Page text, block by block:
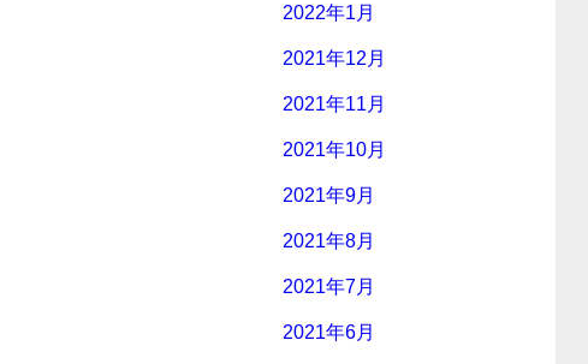
2022年1月
2021年12月
2021年11月
2021年10月
2021年9月
2021年8月
2021年7月
2021年6月